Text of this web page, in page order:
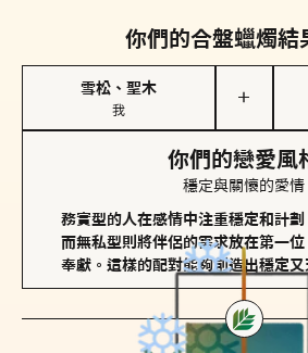
你們的合盤蠟燭結
雪松、聖木
我
＋
你們的戀愛風
穩定與關懷的愛情
務實型的人在感情中注重穩定和計劃
而無私型則將伴侶的需求放在第一
奉獻。這樣的配對能夠創造出穩定又